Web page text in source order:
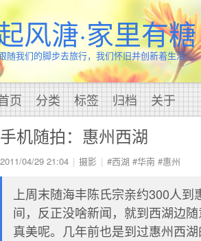
风溏·家里有糖
随我们的脚步去旅行，我们怀旧并创新着生活…
页 分类 标签 归档 关于
手机随拍：惠州西湖
2011/04/29 21:04 摄影 #西湖 #华南 #惠州
上周末随海丰陈氏宗亲约300人
间，反正没啥新闻，就到西湖边
真美呢。几年前也是到过惠州西